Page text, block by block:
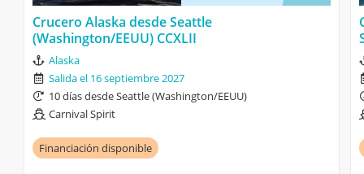
Crucero Alaska desde Seattle
(Washington/EEUU) CCXLII
Alaska
Salida el 16 septiembre 2027
10 días desde Seattle (Washington/EEUU)
Carnival Spirit
Financiación disponible